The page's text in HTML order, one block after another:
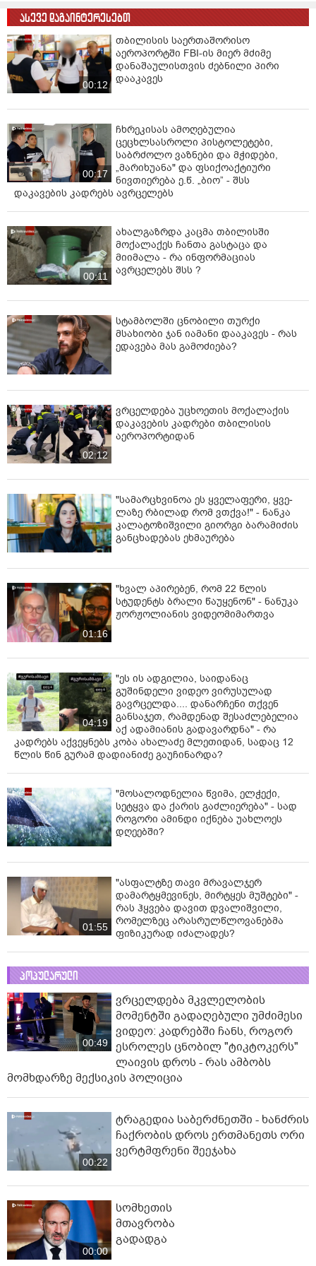
„პრეგაბალინი“ და სავარაუდოდ, ნარკოტიკების
რეალიზაციის შედეგად მიღებული თანხა.
ხოლო ს.შ. - ს პირადი ჩხრეკის შედეგად, ამოღებულია
ნარკოტიკული საშუალება „მეთადონი“ გამოძიება
სისხლის სამართლის კოდექსის 260-ე მუხლის მე-3 და
მე-5 ნაწილებით, 261 - ე მუხლის მე-3 და მე-6
ნაწილებითა და 273-ე პრიმა მუხლის მე-5 ნაწილით
მიმდინარეობს“, - აღნიშნულია ინფორმაციაში.
ასევე დაგაინტერესებთ
00:12
თბილისის საერთაშორისო
აეროპორტში FBI-ის მიერ მძიმე
დანაშაულისთვის ძებნილი პირი
დააკავეს
00:17
ჩხრეკისას ამოღებულია
ცეცხლსასროლი პისტოლეტები,
საბრძოლო ვაზნები და მჭიდები,
„მარიხუანა" და ფსიქოაქტიური
ნივთიერება ე.წ. „ბიო” - შსს
დაკავების კადრებს ავრცელებს
00:11
ახალგაზრდა კაცმა თბილისში
მოქალაქეს ჩანთა გასტაცა და
მიიმალა - რა ინფორმაციას
ავრცელებს შსს ?
სტამბოლში ცნობილი თურქი
მსახიობი ჯან იამანი დააკავეს - რას
ედავება მას გამოძიება?
02:12
ვრცელდება უცხოეთის მოქალაქის
დაკავების კადრები თბილისის
აეროპორტიდან
"სა­მარ­ცხვი­ნოა ეს ყვე­ლა­ფე­რი, ყვე­
ლა­ზე რბი­ლად რომ ვთქვა!" - ნანკა
კალატოზიშვილი გიორგი ბარამიძის
განცხადებას ეხმაურება
01:16
"ხვალ აპირებენ, რომ 22 წლის
სტუდენტს ბრალი წაუყენონ" - ნანუკა
ჟორჟოლიანის ვიდეომიმართვა
04:19
"ეს ის ადგილია, საიდანაც
გუშინდელი ვიდეო ვირუსულად
გავრცელდა.... დანარჩენი თქვენ
განსაჯეთ, რამდენად შესაძლებელია
აქ ადამიანის გადავარდნა" - რა
კადრებს აქვეყნებს კობა ახალაძე მლეთიდან, სადაც 12
წლის წინ გურამ დადიანიძე გაუჩინარდა?
"მოსალოდნელია წვიმა, ელჭექი,
სეტყვა და ქარის გაძლიერება" - სად
როგორი ამინდი იქნება უახლოეს
დღეებში?
01:55
"ასფალტზე თავი მრავალჯერ
დამარტყმევინეს, მირტყეს მუშტები" -
რას ჰყვება დავით დვალიშვილი,
რომელზეც არასრულწლოვანებმა
ფიზიკურად იძალადეს?
პოპულარული
00:49
ვრცელდება მკვლელობის
მომენტში გადაღებული უმძიმესი
ვიდეო: კადრებში ჩანს, როგორ
ესროლეს ცნობილ "ტიკტოკერს"
ლაივის დროს - რას ამბობს
მომხდარზე მექსიკის პოლიცია
00:22
ტრაგედია საბერძნეთში - ხანძრის
ჩაქრობის დროს ერთმანეთს ორი
ვერტმფრენი შეეჯახა
00:00
სომხეთის
მთავრობა
გადადგა